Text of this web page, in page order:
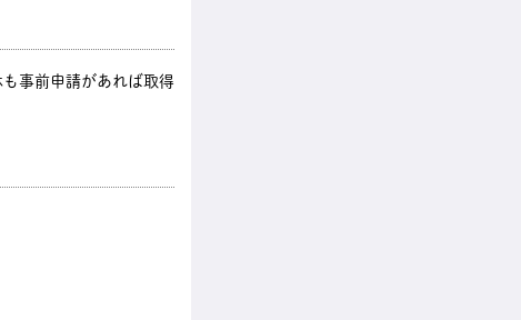
事前申請があれば取得